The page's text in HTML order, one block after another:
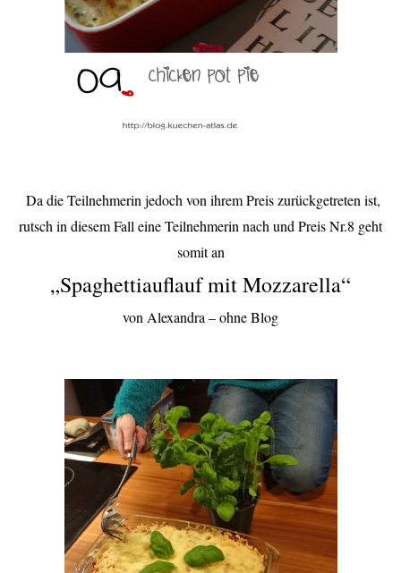
Da die Teilnehmerin jedoch von ihrem Preis zurückgetreten ist,
rutsch in diesem Fall eine Teilnehmerin nach und Preis Nr.8 geht
somit an
„Spaghettiauflauf mit Mozzarella“
von Alexandra – ohne Blog